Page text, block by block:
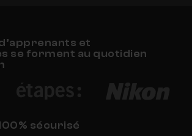
et
se forment au quotidien
sécurisé